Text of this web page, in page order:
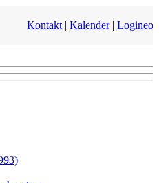
Kontakt | Kalender| Logineo